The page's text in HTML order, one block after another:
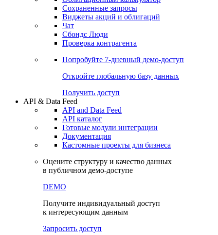
Сохраненные запросы
Виджеты акций и облигаций
Чат
Сбондс Люди
Проверка контрагента
Попробуйте 7-дневный демо-доступ
Откройте глобальную базу данных
Получить доступ
API & Data Feed
API and Data Feed
API каталог
Готовые модули интеграции
Документация
Кастомные проекты для бизнеса
Оцените структуру и качество данных
в публичном демо-доступе
DEMO
Получите индивидуальный доступ
к интересующим данным
Запросить доступ